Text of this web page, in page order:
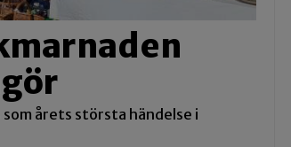
årets största händelse i